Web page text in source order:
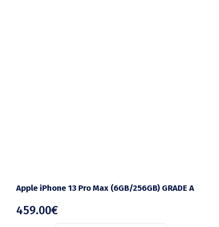
Apple iPhone 13 Pro Max (6GB/256GB) GRADE A
459.00€